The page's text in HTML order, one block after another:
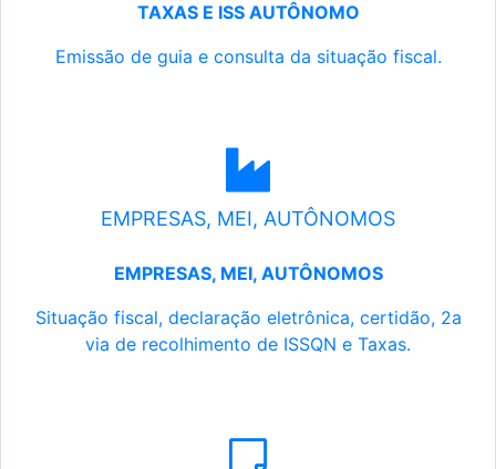
TAXAS E ISS AUTÔNOMO
Emissão de guia e consulta da situação fiscal.
EMPRESAS, MEI, AUTÔNOMOS
EMPRESAS, MEI, AUTÔNOMOS
Situação fiscal, declaração eletrônica, certidão, 2a
via de recolhimento de ISSQN e Taxas.